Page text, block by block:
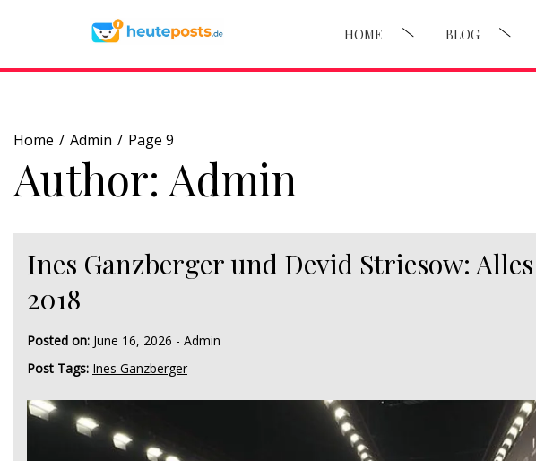
HOME BLOG
Home Admin Page 9
Author: Admin
Ines Ganzberger und Devid Striesow:
2018
Posted on: June 16, 2026 - Admin
Post Tags: Ines Ganzberger